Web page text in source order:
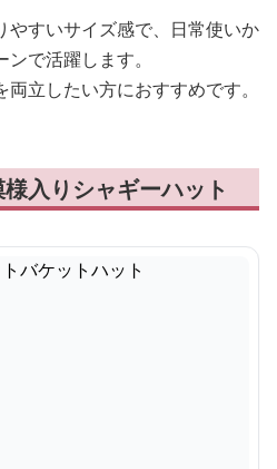
やすいサイズ感で、日常使いか
で活躍します。
立したい方におすすめです。
入りシャギーハット